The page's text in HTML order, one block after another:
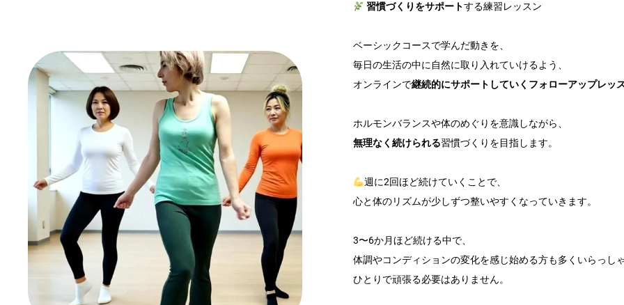
習慣づくりをサポートする練習レッスン
ベーシックコースで学んだ動きを、
毎日の生活の中に自然に取り入れていけるよう、
オンラインで継続的にサポートしていくフォローアップレッ
ホルモンバランスや体のめぐりを意識しながら、
無理なく続けられる習慣づくりを目指します。
週に2回ほど続けていくことで、
心と体のリズムが少しずつ整いやすくなっていきます。
3〜6か月ほど続ける中で、
体調やコンディションの変化を感じ始める方も多くいらっしゃ
ひとりで頑張る必要はありません。